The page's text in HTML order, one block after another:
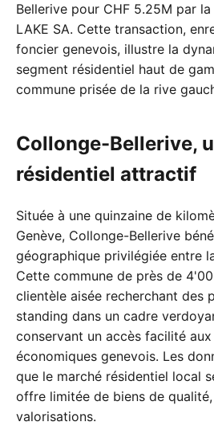
Bellerive pour CHF 5.25M par
LAKE SA. Cette transaction,
foncier genevois, illustre la
segment résidentiel haut de
commune prisée de la rive
Collonge-Bellerive,
résidentiel attractif
Située à une quinzaine de
Genève, Collonge-Bellerive
géographique privilégiée entre
Cette commune de près de
clientèle aisée recherchant des
standing dans un cadre
conservant un accès facilité
économiques genevois. Les
que le marché résidentiel local
offre limitée de biens de
valorisations.